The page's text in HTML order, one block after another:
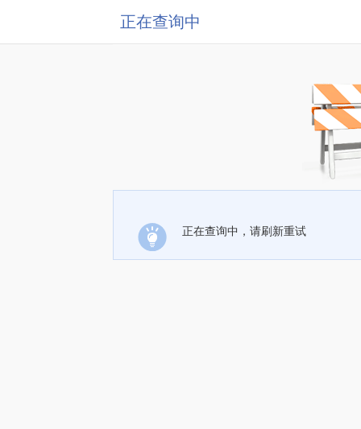
正在查询中
正在查询中，请刷新重试